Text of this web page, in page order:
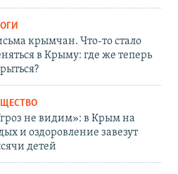
крымчан. Что-то стало
в Крыму: где же теперь
не видим»: в Крым на
и оздоровление завезут
детей